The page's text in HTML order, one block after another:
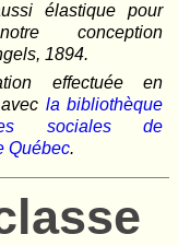
élastique pour
conception
1894.
effectuée en
la bibliothèque
sociales de
Québec.